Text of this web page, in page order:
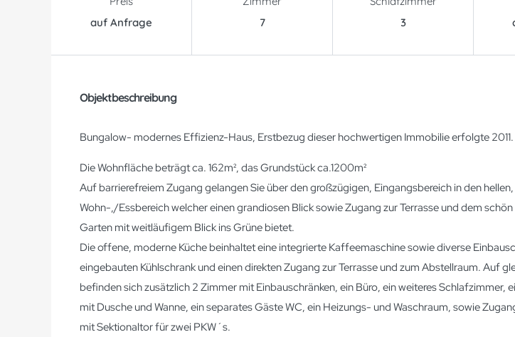
auf Anfrage
7
3
Objektbeschreibung
Bungalow- modernes Effizienz-Haus, Erstbezug dieser hochwertigen Immobilie erfolgte 2011.
Die Wohnfläche beträgt ca. 162m², das Grundstück ca.1200m²
Auf barrierefreiem Zugang gelangen Sie über den großzügigen, Eingangsbereich in den hellen,
Wohn-,/Essbereich welcher einen grandiosen Blick sowie Zugang zur Terrasse und dem
Garten mit weitläufigem Blick ins Grüne bietet.
Die offene, moderne Küche beinhaltet eine integrierte Kaffeemaschine sowie diverse
eingebauten Kühlschrank und einen direkten Zugang zur Terrasse und zum Abstellraum. Auf
befinden sich zusätzlich 2 Zimmer mit Einbauschränken, ein Büro, ein weiteres Schlafzimmer,
mit Dusche und Wanne, ein separates Gäste WC, ein Heizungs- und Waschraum, sowie
mit Sektionaltor für zwei PKW´s.